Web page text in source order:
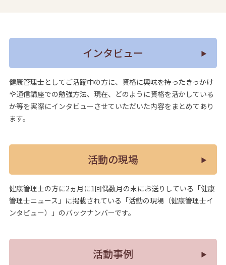
インタビュー
健康管理士としてご活躍中の方に、資格に興味を持ったきっかけ
や通信講座での勉強方法、現在、どのように資格を活かしている
か等を実際にインタビューさせていただいた内容をまとめてあり
ます。
活動の現場
健康管理士の方に2ヵ月に1回偶数月の末にお送りしている「健康
管理士ニュース」に掲載されている「活動の現場（健康管理士イ
ンタビュー）」のバックナンバーです。
活動事例